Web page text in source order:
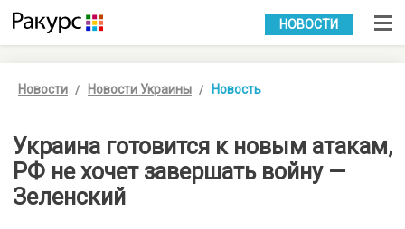
УКР РУС
НОВОСТИ
Новости Новости Украины Новость
Украина готовится к новым атакам,
РФ не хочет завершать войну —
Зеленский